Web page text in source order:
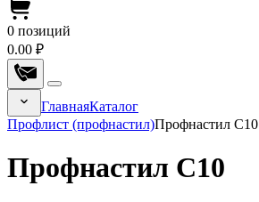
0 позиций
0.00 ₽
ГлавнаяКаталог
Профлист (профнастил)Профнастил С10
Профнастил С10